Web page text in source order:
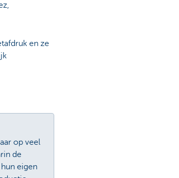
en ze
op veel
de
eigen